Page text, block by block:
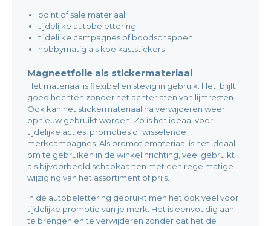
point of sale materiaal
tijdelijke autobelettering
tijdelijke campagnes of boodschappen
hobbymatig als koelkaststickers
Magneetfolie als stickermateriaal
Het materiaal is flexibel en stevig in gebruik. Het blijft
goed hechten zonder het achterlaten van lijmresten.
Ook kan het stickermateriaal na verwijderen weer
opnieuw gebruikt worden. Zo is het ideaal voor
tijdelijke acties, promoties of wisselende
merkcampagnes. Als promotiemateriaal is het ideaal
om te gebruiken in de winkelinrichting, veel gebruikt
als bijvoorbeeld schapkaarten met een regelmatige
wijziging van het assortiment of prijs.
In de autobelettering gebruikt men het ook veel voor
tijdelijke promotie van je merk. Het is eenvoudig aan
te brengen en te verwijderen zonder dat het de